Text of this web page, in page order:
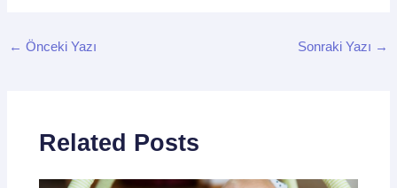
← Önceki Yazı Sonraki Yazı →
Related Posts